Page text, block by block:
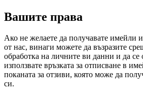
Вашите права
Ако не желаете да получавате имейли
от нас, винаги можете да възразите
обработка на личните ви данни и да се
използвате връзката за отписване в
поканата за отзиви, която може да
си.